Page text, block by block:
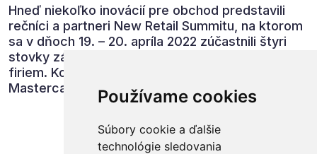
Používame cookies
Súbory cookie a ďalšie
technológie sledovania
Hneď niekoľko inovácií pre obchod predstavili
rečníci a partneri New Retail Summitu, na ktorom
sa v dňoch 19. – 20. apríla 2022 zúčastnili štyri
stovky zástupcov obchodných a dodávateľských
firiem. Konferencia spojená i s udelením cien
Mastercard Obchodník roka tak opäť potvrdila,
že je najprestížnejším stretnutím obchodnej
plánujú v termíne 18. - 19. apríla 2023.